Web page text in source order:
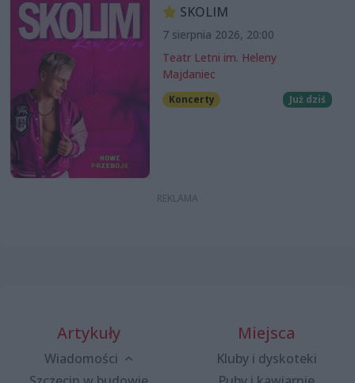
SKOLIM
7 sierpnia 2026, 20:00
Teatr Letni im. Heleny
Majdaniec
Koncerty Już dziś
Artykuły
Wiadomości
Miejsca
Kluby i dyskoteki